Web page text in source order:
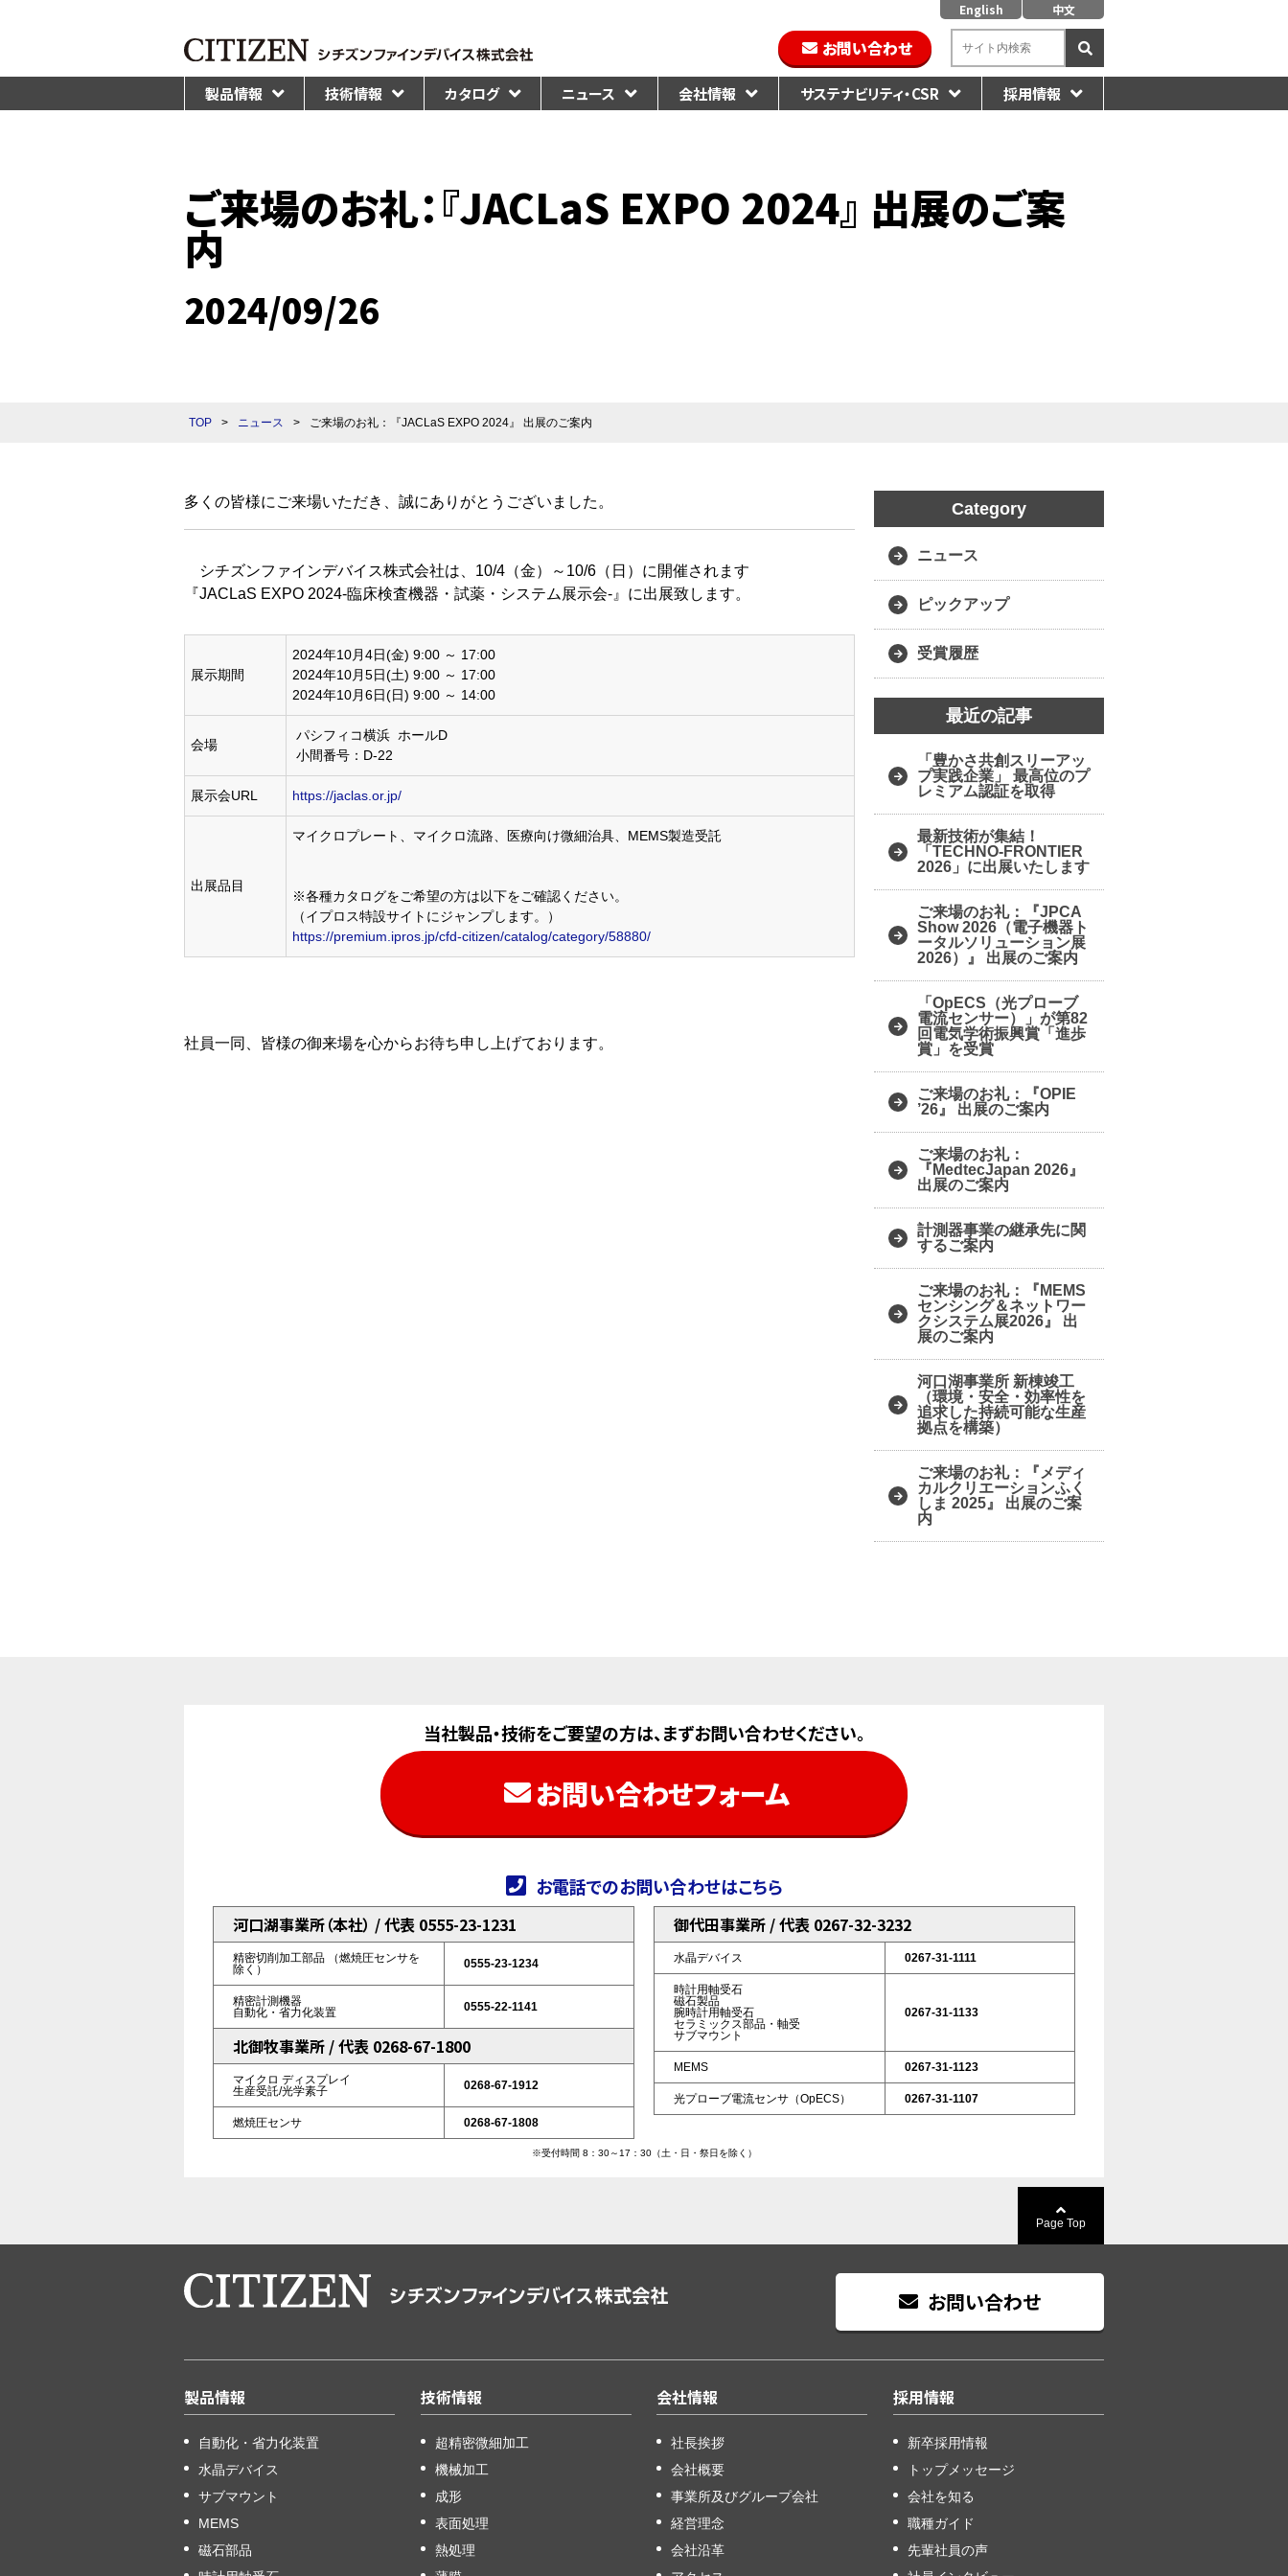
English 中文
お問い合わせ
製品情報 技術情報 カタログ ニュース 会社情報 サステナビリティ・CSR 採用情報
ご来場のお礼：『JACLaS EXPO 2024』 出展のご案
内
2024/09/26
TOP > ニュース > ご来場のお礼：『JACLaS EXPO 2024』 出展のご案内
多くの皆様にご来場いただき、誠にありがとうございました。
シチズンファインデバイス株式会社は、10/4（金）～10/6（日）に開催されます
『JACLaS EXPO 2024-臨床検査機器・試薬・システム展示会-』に出展致します。
展示期間
2024年10月4日(金) 9:00 ～ 17:00
2024年10月5日(土) 9:00 ～ 17:00
2024年10月6日(日) 9:00 ～ 14:00
会場
パシフィコ横浜 ホールD
小間番号：D-22
展示会URL https://jaclas.or.jp/
出展品目
マイクロプレート、マイクロ流路、医療向け微細治具、MEMS製造受託
※各種カタログをご希望の方は以下をご確認ください。
（イプロス特設サイトにジャンプします。）
https://premium.ipros.jp/cfd-citizen/catalog/category/58880/
社員一同、皆様の御来場を心からお待ち申し上げております。
Category
ニュース
ピックアップ
受賞履歴
最近の記事
「豊かさ共創スリーアッ
プ実践企業」 最高位のプ
レミアム認証を取得
最新技術が集結！
「TECHNO-FRONTIER
2026」に出展いたします
ご来場のお礼：『JPCA
Show 2026（電子機器ト
ータルソリューション展
2026）』 出展のご案内
「OpECS（光プローブ
電流センサー）」が第82
回電気学術振興賞「進歩
賞」を受賞
ご来場のお礼：『OPIE
’26』 出展のご案内
ご来場のお礼：
『MedtecJapan 2026』
出展のご案内
計測器事業の継承先に関
するご案内
ご来場のお礼：『MEMS
センシング＆ネットワー
クシステム展2026』 出
展のご案内
河口湖事業所 新棟竣工
（環境・安全・効率性を
追求した持続可能な生産
拠点を構築）
ご来場のお礼：『メディ
カルクリエーションふく
しま 2025』 出展のご案
内
当社製品・技術をご要望の方は、まずお問い合わせください。
お問い合わせフォーム
お電話でのお問い合わせはこちら
河口湖事業所（本社） / 代表 0555-23-1231
精密切削加工部品 （燃焼圧センサを
除く）
0555-23-1234
精密計測機器
自動化・省力化装置
0555-22-1141
北御牧事業所 / 代表 0268-67-1800
マイクロ ディスプレイ
生産受託/光学素子
0268-67-1912
燃焼圧センサ 0268-67-1808
御代田事業所 / 代表 0267-32-3232
水晶デバイス 0267-31-1111
時計用軸受石
磁石製品
腕時計用軸受石
セラミックス部品・軸受
サブマウント
0267-31-1133
MEMS 0267-31-1123
光プローブ電流センサ（OpECS） 0267-31-1107
※受付時間 8：30～17：30（土・日・祭日を除く）
Page Top
お問い合わせ
製品情報
自動化・省力化装置
水晶デバイス
サブマウント
MEMS
磁石部品
技術情報
超精密微細加工
機械加工
成形
表面処理
熱処理
会社情報
社長挨拶
会社概要
事業所及びグループ会社
経営理念
会社沿革
採用情報
新卒採用情報
トップメッセージ
会社を知る
職種ガイド
先輩社員の声